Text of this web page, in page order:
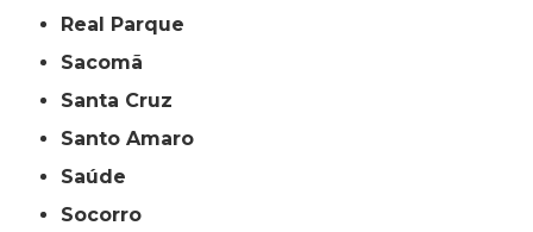
Real Parque
Sacomã
Santa Cruz
Santo Amaro
Saúde
Socorro